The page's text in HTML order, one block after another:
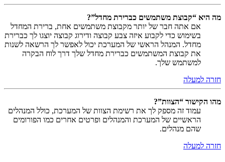
מה היא “קבוצת משתמשים כברירת מחדל”?
אם אתה חבר של יותר מקבוצת משתמשים אחת, ברירת המחדל
בשימוש כדי לקבוע איזה צבע קבוצה ודירוג קבוצה יוצגו לך כברירת
מחדל. המנהל הראשי של המערכת יכול לאפשר לך הרשאה לשנות
את קבוצת המשתמשים כברירת מחדל שלך דרך לוח הבקרה
למשתמש שלך.
חזרה למעלה
מהו הקישור “הצוות”?
עמוד זה מספק לך את רשימת הצוות של המערכת, כולל המנהלים
הראשיים של המערכת והמנהלים ופרטים אחרים כמו הפורומים
שהם מנהלים.
חזרה למעלה